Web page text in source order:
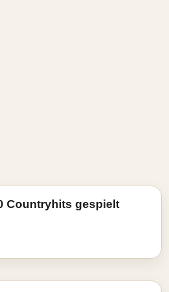
Countryhits gespielt